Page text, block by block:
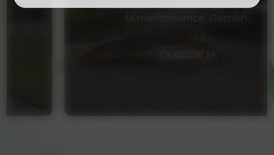
réalisation, en passant par le devis et